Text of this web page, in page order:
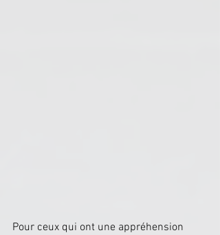
Pour ceux qui ont une appréhension